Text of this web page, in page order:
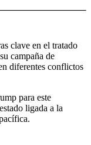
clave en el tratado
campaña de
diferentes conflictos
para este
ligada a la